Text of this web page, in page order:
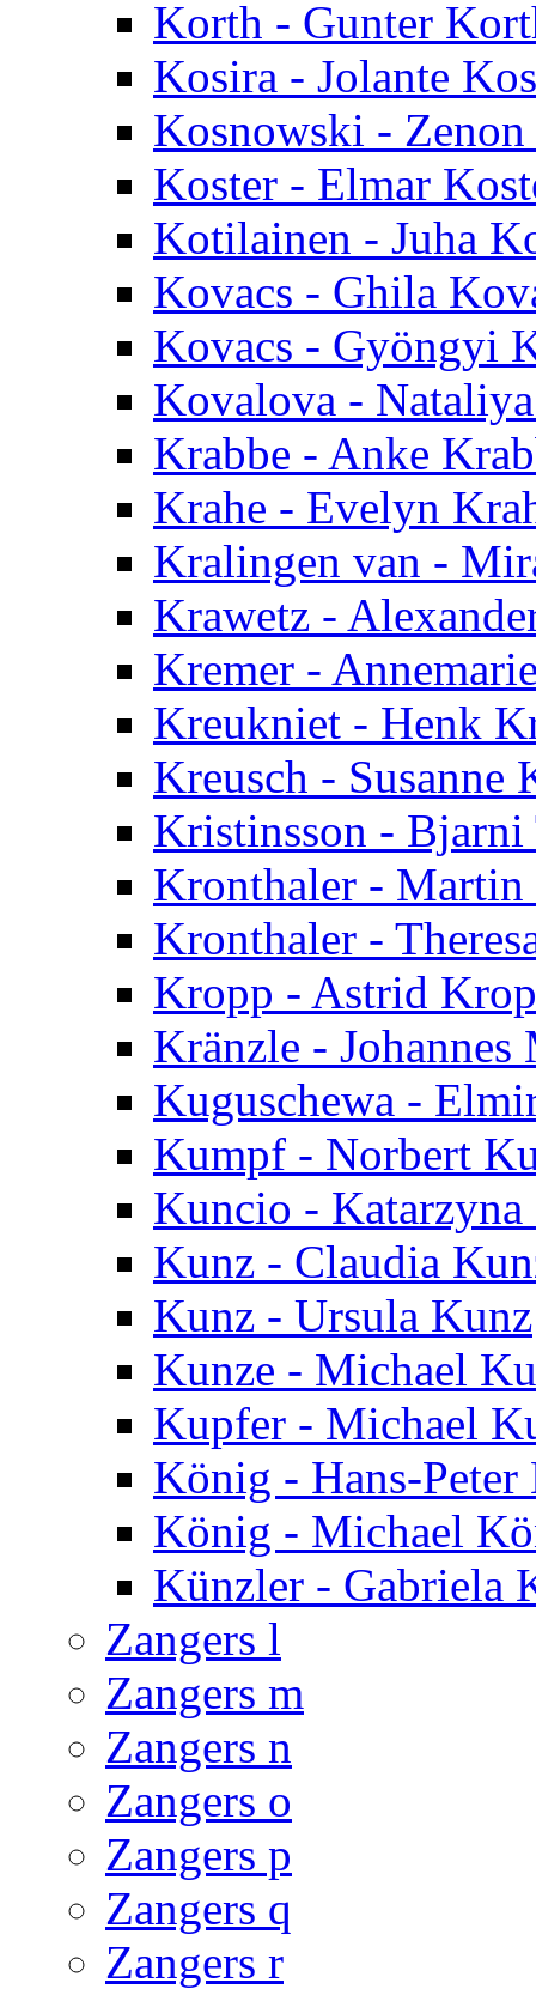
Korth - Gunter
Kosira - Jolante
Kosnowski -
Koster - Elmar
Kotilainen - Juha
Kovacs - Ghila
Kovacs - Gyöngyi
Kovalova -
Krabbe - Anke
Krahe - Evelyn
Kralingen van -
Krawetz -
Kremer -
Kreukniet - Henk
Kreusch - Susanne
Kristinsson -
Kronthaler -
Kronthaler -
Kropp - Astrid
Kränzle -
Kuguschewa -
Kumpf - Norbert
Kuncio -
Kunz - Claudia
Kunz - Ursula Kunz
Kunze - Michael
Kupfer - Michael
König - Hans-
König - Michael
Künzler - Gabriela
Zangers l
Zangers m
Zangers n
Zangers o
Zangers p
Zangers q
Zangers r